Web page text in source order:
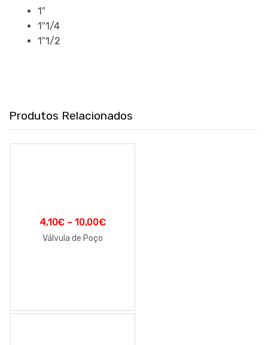
1″
1″1/4
1″1/2
Produtos Relacionados
4,10€ – 10,00€
Válvula de Poço